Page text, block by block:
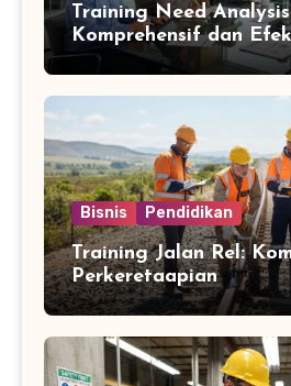
Training Need
Komprehensif dan
Bisnis Pendidikan
Training Jalan Rel:
Perkeretaapian